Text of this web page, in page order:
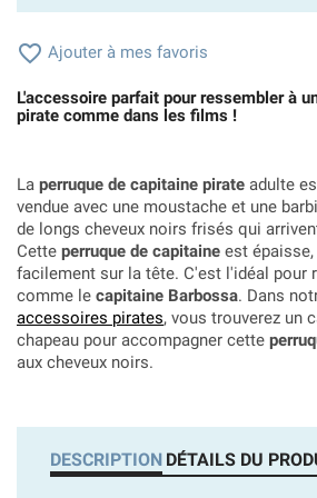
 Ajouter à mes favoris
L'accessoire parfait pour ressembler à
pirate comme dans les films !
La perruque de capitaine pirate adulte
vendue avec une moustache et une
de longs cheveux noirs frisés qui
Cette perruque de capitaine est
facilement sur la tête. C'est l'idéal pour
comme le capitaine Barbossa. Dans
accessoires pirates, vous trouverez un
chapeau pour accompagner cette
aux cheveux noirs.
DESCRIPTION DÉTAILS DU